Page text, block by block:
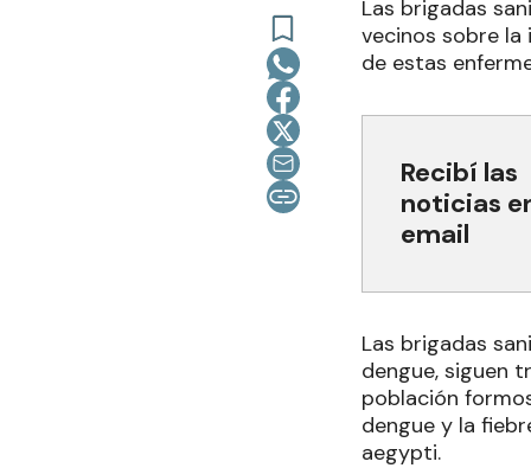
Las brigadas
vecinos sobre
de estas
Recibí las
noticias
email
Las brigadas
dengue, siguen
población
dengue y la
aegypti.